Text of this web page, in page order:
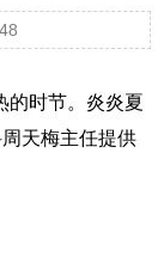
的时节。炎炎夏
天梅主任提供